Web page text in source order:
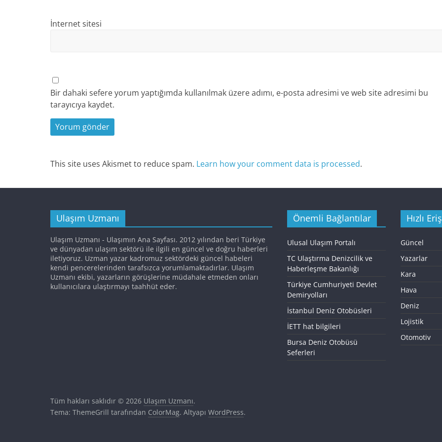
İnternet sitesi
Bir dahaki sefere yorum yaptığımda kullanılmak üzere adımı, e-posta adresimi ve web site adresimi bu
tarayıcıya kaydet.
This site uses Akismet to reduce spam. Learn how your comment data is processed.
Ulaşım Uzmanı
Ulaşım Uzmanı - Ulaşımın Ana Sayfası. 2012 yılından beri Türkiye
ve dünyadan ulaşım sektörü ile ilgili en güncel ve doğru haberleri
iletiyoruz. Uzman yazar kadromuz sektördeki güncel habeleri
kendi pencerelerinden tarafsızca yorumlamaktadırlar. Ulaşım
Uzmanı ekibi, yazarların görüşlerine müdahale etmeden onları
kullanıcılara ulaştırmayı taahhüt eder.
Önemli Bağlantılar
Ulusal Ulaşım Portalı
TC Ulaştırma Denizcilik ve
Haberleşme Bakanlığı
Türkiye Cumhuriyeti Devlet
Demiryolları
İstanbul Deniz Otobüsleri
İETT hat bilgileri
Bursa Deniz Otobüsü
Seferleri
Hızlı
Güncel
Yazarlar
Kara
Hava
Deniz
Lojistik
Otomotiv
Tüm hakları saklıdır © 2026 Ulaşım Uzmanı.
Tema: ThemeGrill tarafından ColorMag. Altyapı WordPress.